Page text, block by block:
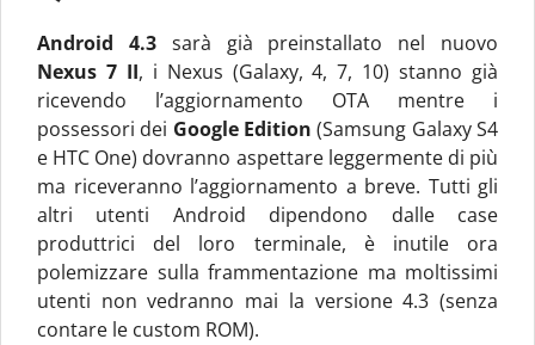
Android 4.3sarà già preinstallato nel nuovo
Nexus 7 II, i Nexus (Galaxy, 4, 7, 10) stanno già
ricevendo l’aggiornamento OTA mentre i
possessori dei Google Edition (Samsung Galaxy S4
e HTC One) dovranno aspettare leggermente di più
ma riceveranno l’aggiornamento a breve. Tutti gli
altri utenti Android dipendono dalle case
produttrici del loro terminale, è inutile ora
polemizzare sulla frammentazione ma moltissimi
utenti non vedranno mai la versione 4.3 (senza
contare le custom ROM).